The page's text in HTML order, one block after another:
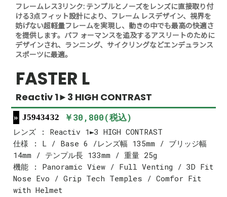
フレームレス3リンク: テンプルとノーズをレンズに直接取り付
ける3点フィット設計により、フレーム レスデザイン、視界を
妨げない超軽量フレームを実現し、動きの中でも最高の快適さ
を提供します。パフ ォーマンスを追及するアスリートのために
デザインされ、ランニング、サイクリングなどエンデュランス
スポーツに最適。
FASTER L
Reactiv 1►3 HIGH CONTRAST
J5943432 ￥30,800(税込)
レンズ : Reactiv 1►3 HIGH CONTRAST
仕様 : L / Base 6 /レンズ幅 135mm / ブリッジ幅
14mm / テンプル長 133mm / 重量 25g
機能 : Panoramic View / Full Venting / 3D Fit
Nose Evo / Grip Tech Temples / Comfor Fit
with Helmet